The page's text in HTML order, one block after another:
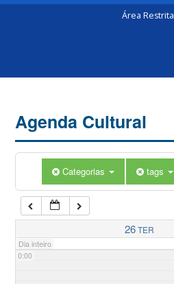
Área Restrita
Agenda Cultural
Categorias tags
26TER
Dia inteiro
0:00